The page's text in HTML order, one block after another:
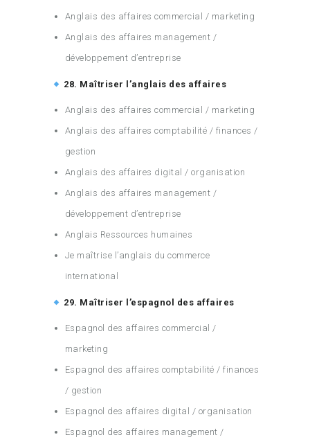
Anglais des affaires commercial / marketing
Anglais des affaires management /
développement d’entreprise
28. Maîtriser l’anglais des affaires
Anglais des affaires commercial / marketing
Anglais des affaires comptabilité / finances /
gestion
Anglais des affaires digital / organisation
Anglais des affaires management /
développement d’entreprise
Anglais Ressources humaines
Je maîtrise l’anglais du commerce
international
29. Maîtriser l’espagnol des affaires
Espagnol des affaires commercial /
marketing
Espagnol des affaires comptabilité / finances
/ gestion
Espagnol des affaires digital / organisation
Espagnol des affaires management /